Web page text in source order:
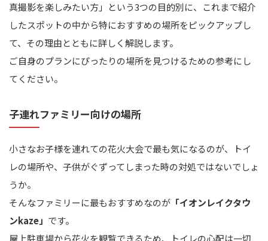
真撮影を楽しみたい方」という3つの目的別に、これまで紹介
したスポットの中から特におすすめの場所をピックアップし
て、その理由とともに詳しく解説します。
ご自身のプランにぴったりの場所を見つけるための参考にし
てください。
子連れファミリー向けの場所
小さなお子様を連れての花火大会で最も気になるのが、トイ
レの場所や、子供がぐずってしまった時の対処ではないでしょ
うか。
そんなファミリーに最もおすすめなのが 「イオンレイクタウ
ンkaze」 です。
屋上駐車場から花火を観覧できるため、トイレの心配は一切